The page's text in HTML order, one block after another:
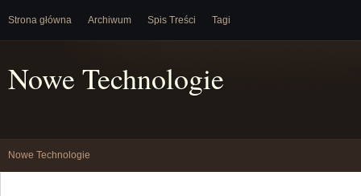
Strona główna Archiwum Spis Treści Tagi
Nowe Technologie
Nowe Technologie